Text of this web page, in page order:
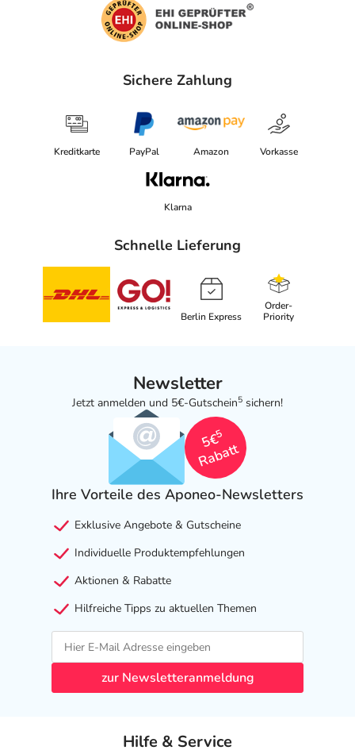
Sichere Zahlung
Kreditkarte PayPal Amazon Vorkasse
Klarna
Schnelle Lieferung
Berlin Express
Order-
Priority
Newsletter
Jetzt anmelden und 5€-Gutschein5 sichern!
5€
5
Rabatt
Ihre Vorteile des Aponeo-Newsletters
Exklusive Angebote & Gutscheine
Individuelle Produktempfehlungen
Aktionen & Rabatte
Hilfreiche Tipps zu aktuellen Themen
zur Newsletteranmeldung
Hilfe & Service